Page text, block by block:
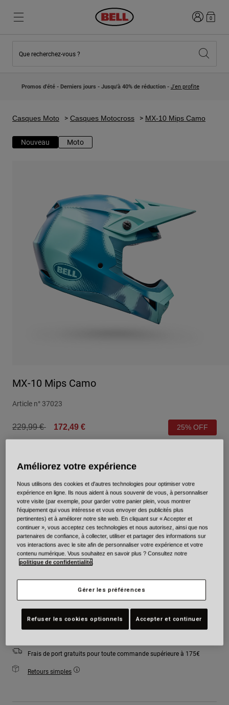
Nouveautés
Casques Motocross Enfant
Explorez Moto
Jet
Motocross
Adventure
Rétro
Pièces détachées
Nouveautés
Lifestyle
Route et Gravel
Urbain
BMX
Pièces détachées
Connexion
0
Que recherchez-vous ?
Promos d'été - Derniers jours - Jusqu'à 40% de réduction - J'en profite
Casques Moto Casques Motocross MX-10 Mips Camo
Nouveau Moto
MX-10 Mips Camo
Article n° 37023
Price reduced from
229,99 €to 172,49 € 25% OFF
Couleur -Camouflage bleu
sélectionné
Taille Tableau des tailles
Ajouter au panier
Frais de port gratuits pour toute commande supérieure à 175€
Retours simples
Améliorez votre expérience
Nous utilisons des cookies et d'autres technologies pour optimiser votre
expérience en ligne. Ils nous aident à nous souvenir de vous, à personnaliser
votre visite (par exemple, pour garder votre panier plein, vous montrer
l'équipement qui vous intéresse et vous envoyer des publicités plus
pertinentes) et à améliorer notre site web. En cliquant sur « Accepter et
continuer », vous acceptez ces technologies et nous autorisez, ainsi que nos
partenaires de confiance, à collecter, utiliser et partager des informations sur
vos interactions avec le site afin de personnaliser votre expérience et votre
contenu numérique. Vous souhaitez en savoir plus ? Consultez notre
politique de confidentialité.
Gérer les préférences
Refuser les cookies optionnels Accepter et continuer